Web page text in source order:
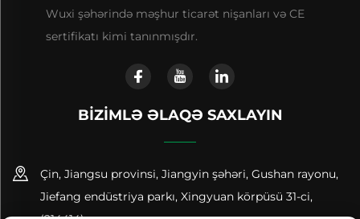
Wuxi şəhərində məşhur ticarət nişanları və CE
sertifikatı kimi tanınmışdır.
BIZIMLƏ ƏLAQƏ SAXLAYIN
Çin, Jiangsu provinsi, Jiangyin şəhəri, Gushan rayonu,
Jiefang endüstriya parkı, Xingyuan körpüsü 31-ci,